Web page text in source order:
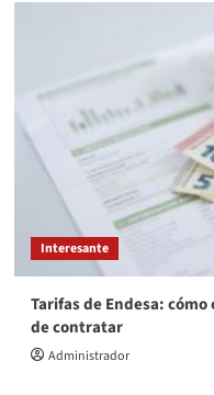
Interesante
Tarifas de Endesa:
de contratar
Administrador